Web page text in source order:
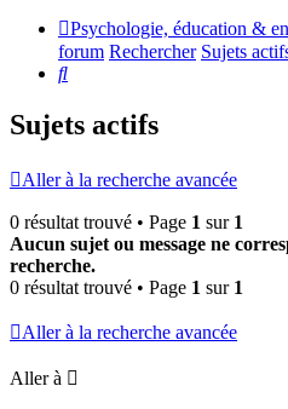
Psychologie, éducation &
forum Rechercher Sujets
Rechercher
Sujets actifs
Aller à la recherche avancée
0 résultat trouvé • Page 1 sur 1
Aucun sujet ou message ne
recherche.
0 résultat trouvé • Page 1 sur 1
Aller à la recherche avancée
Aller à